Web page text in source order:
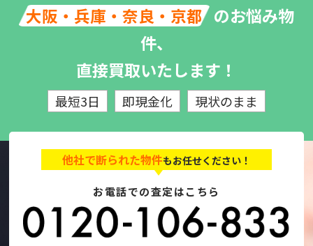
大阪・兵庫・奈良・京都 のお悩み物
件、
直接買取いたします！
最短3日 即現金化 現状のまま
他社で断られた物件もお任せください！
お電話での査定はこちら